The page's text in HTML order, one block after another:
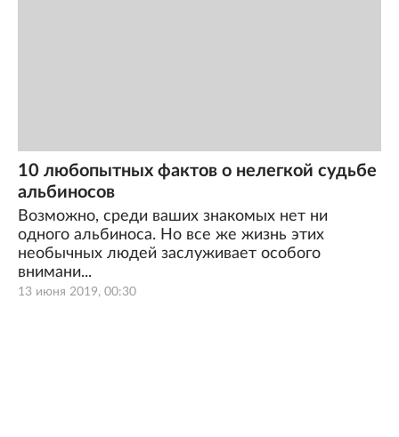
13 июня 2019, 00:30
10 любопытных фактов о нелегкой судьбе
альбиносов
Возможно, среди ваших знакомых нет ни
одного альбиноса. Но все же жизнь этих
необычных людей заслуживает особого
внимани...